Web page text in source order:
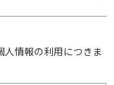
情報の利用につきま